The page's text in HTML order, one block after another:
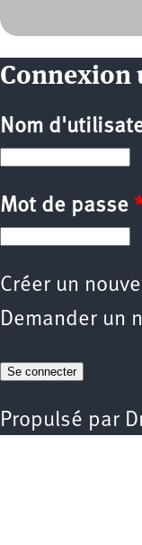
Nom
Mot de passe
Créer un
Demander un
Propulsé par